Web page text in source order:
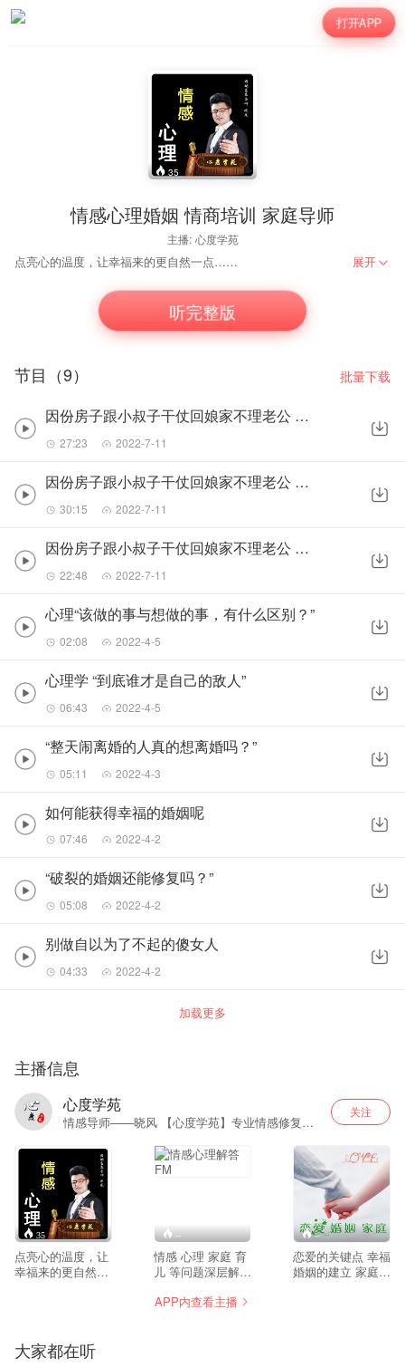
打开APP
35
情感心理婚姻 情商培训 家庭导师
主播: 心度学苑
点亮心的温度，让幸福来的更自然一点…… 展开
听完整版
节目（9） 批量下载
因份房子跟小叔子干仗回娘家不理老公 （1）
27:23 2022-7-11
因份房子跟小叔子干仗回娘家不理老公 （2）
30:15 2022-7-11
因份房子跟小叔子干仗回娘家不理老公 （3）
22:48 2022-7-11
心理“该做的事与想做的事，有什么区别？”
02:08 2022-4-5
心理学 “到底谁才是自己的敌人”
06:43 2022-4-5
“整天闹离婚的人真的想离婚吗？”
05:11 2022-4-3
如何能获得幸福的婚姻呢
07:46 2022-4-2
“破裂的婚姻还能修复吗？”
05:08 2022-4-2
别做自以为了不起的傻女人
04:33 2022-4-2
加载更多
主播信息
心度学苑
情感导师——晓风 【心度学苑】专业情感修复、
让幸福来得更加自然......
关注
35
点亮心的温度，让
幸福来的更自然一
--
情感 心理 家庭 育
儿 等问题深层解
固关系，让幸福来
--
恋爱的关键点 幸福
婚姻的建立 家庭关
APP内查看主播
大家都在听